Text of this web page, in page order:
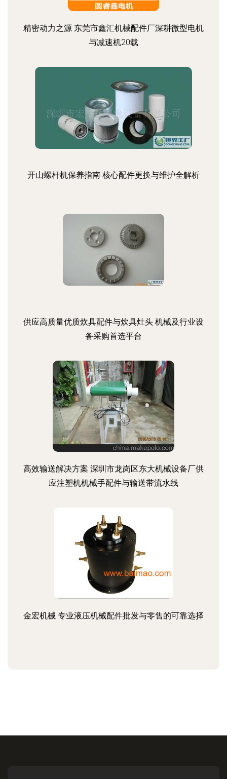
精密动力之源 东莞市鑫汇机械配件厂深耕微型电机
与减速机20载
开山螺杆机保养指南 核心配件更换与维护全解析
供应高质量优质炊具配件与炊具灶头 机械及行业设
备采购首选平台
高效输送解决方案 深圳市龙岗区东大机械设备厂供
应注塑机机械手配件与输送带流水线
金宏机械 专业液压机械配件批发与零售的可靠选择